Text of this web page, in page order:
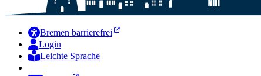
Bremen barrierefrei
Login
Leichte Sprache